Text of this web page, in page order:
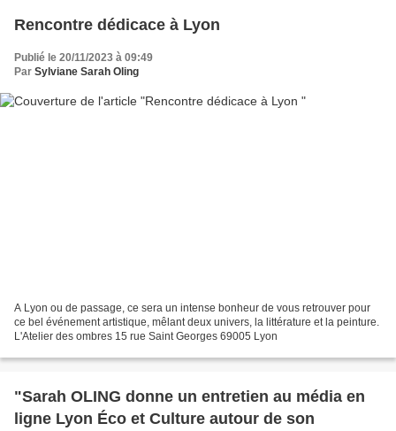
Rencontre dédicace à Lyon
Publié le 20/11/2023 à 09:49
Par Sylviane Sarah Oling
A Lyon ou de passage, ce sera un intense bonheur de vous retrouver pour
ce bel événement artistique, mêlant deux univers, la littérature et la peinture.
L'Atelier des ombres 15 rue Saint Georges 69005 Lyon
"Sarah OLING donne un entretien au média en
ligne Lyon Éco et Culture autour de son